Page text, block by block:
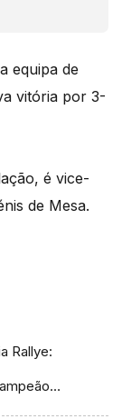
equipa de
vitória por 3-
é vice-
de Mesa.
Rallye: